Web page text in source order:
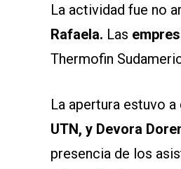
CONTÁCTENOS
CONDICIONES
La actividad fue no
Rafaela. Las
Thermofin
La apertura estuvo
UTN, y Devora
presencia de los